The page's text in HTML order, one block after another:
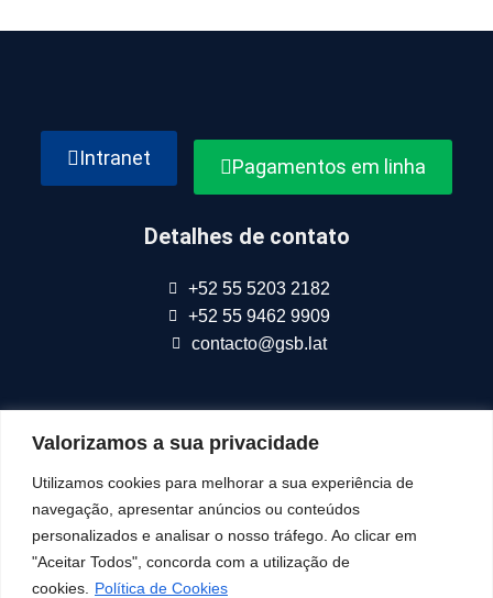
Valorizamos a sua privacidade
Utilizamos cookies para melhorar a sua experiência de
navegação, apresentar anúncios ou conteúdos
personalizados e analisar o nosso tráfego. Ao clicar em
"Aceitar Todos", concorda com a utilização de
cookies.
Política de Cookies
Intranet Pagamentos em linha
Detalhes de contato
+52 55 5203 2182
+52 55 9462 9909
contacto@gsb.lat
Fazemos parte daConnect Americas
Siga-Nos Em